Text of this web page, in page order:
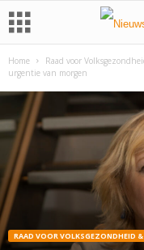
Home Raad voor
urgentie van morgen
RAAD VOOR VOLKSGEZONDHEID